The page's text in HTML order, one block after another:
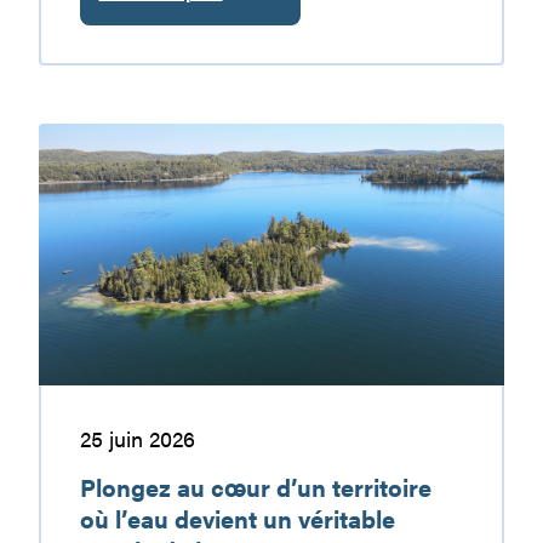
Le
réservoir
:
une
destination
de
vacances
à
découvrir
au
cœur
d’un
territoire
où
l’eau
devient
terrain25 juin 2026
Plongez au cœur d’un territoire
où l’eau devient un véritable